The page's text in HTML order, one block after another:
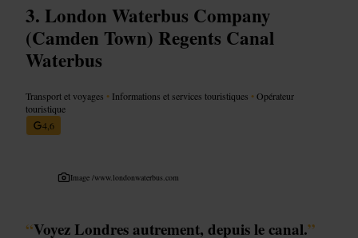
London Waterbus Company
(Camden Town) Regents Canal
Waterbus
Transport et voyages • Informations et services touristiques •Opérateur
touristique
4,6
Image /www.londonwaterbus.com
“Voyez Londres autrement, depuis le canal.”